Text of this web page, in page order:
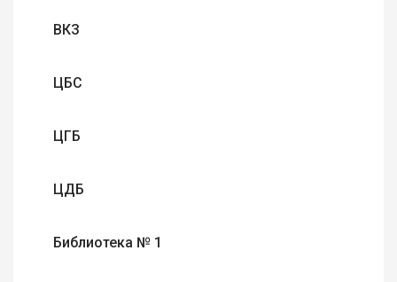
ВКЗ
ЦБС
ЦГБ
ЦДБ
Библиотека № 1